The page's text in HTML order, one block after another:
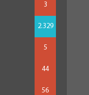
3
2.329
5
44
56